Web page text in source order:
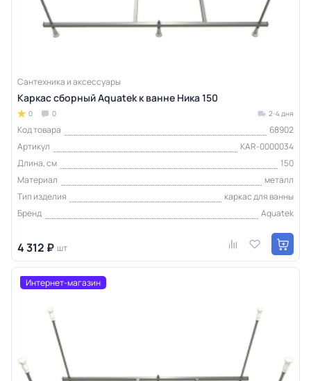
Сантехника и аксессуары
Каркас сборный Aquatek к ванне Ника 150
0 0 2-4 дня
Код товара
68902
Артикул
KAR-0000034
Длина, см
150
Материал
металл
Тип изделия
каркас для ванны
Бренд
Aquatek
4 312 ₽ шт
Интернет-магазин